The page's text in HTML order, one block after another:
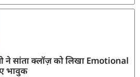
ने सांता क्लॉज़ को लिखा Emotional
भावुक